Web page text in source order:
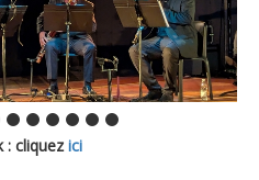
: cliquezici